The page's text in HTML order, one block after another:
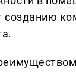
созданию